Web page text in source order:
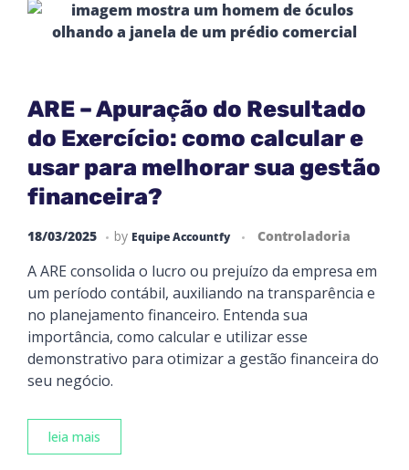
ARE – Apuração do Resultado
do Exercício: como calcular e
usar para melhorar sua gestão
financeira?
18/03/2025 by Equipe Accountfy Controladoria
A ARE consolida o lucro ou prejuízo da empresa em
um período contábil, auxiliando na transparência e
no planejamento financeiro. Entenda sua
importância, como calcular e utilizar esse
demonstrativo para otimizar a gestão financeira do
seu negócio.
leia mais